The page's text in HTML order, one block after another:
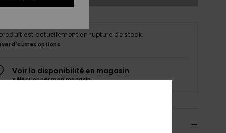
est actuellement en rupture de stock.
d'autres options
Voir la disponibilité en magasin
Sélectionner mon magasin